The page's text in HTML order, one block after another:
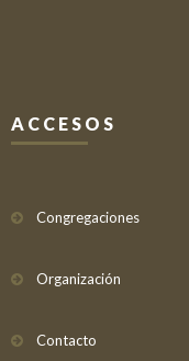
ACCESOS
Congregaciones
Organización
Contacto